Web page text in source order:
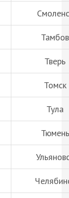
Тамбов
Тверь
Томск
Тула
Тюмень